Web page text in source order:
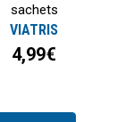
sachets
VIATRIS
4,99€